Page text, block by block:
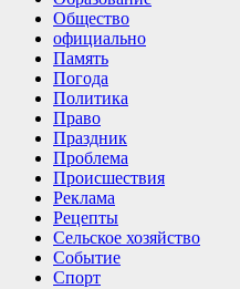
Общество
официально
Память
Погода
Политика
Право
Праздник
Проблема
Происшествия
Реклама
Рецепты
Сельское хозяйство
Событие
Спорт